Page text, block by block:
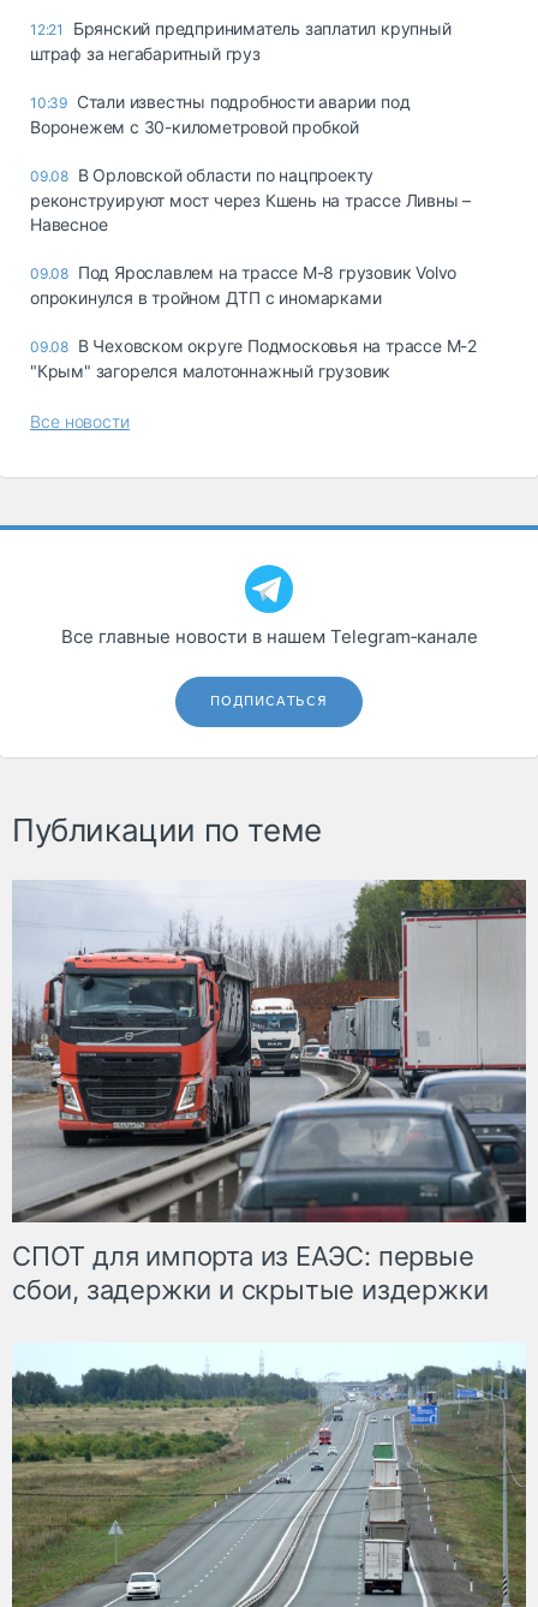
12:21
Брянский предприниматель заплатил крупный
штраф за негабаритный груз
10:39 Стали известны подробности аварии под
Воронежем с 30-километровой пробкой
09.08 В Орловской области по нацпроекту
реконструируют мост через Кшень на трассе Ливны –
Навесное
09.08 Под Ярославлем на трассе М-8 грузовик Volvo
опрокинулся в тройном ДТП с иномарками
09.08 В Чеховском округе Подмосковья на трассе М-2
"Крым" загорелся малотоннажный грузовик
Все новости
Все главные новости в нашем Telegram‑канале
ПОДПИСАТЬСЯ
Публикации по теме
СПОТ для импорта из ЕАЭС: первые
сбои, задержки и скрытые издержки